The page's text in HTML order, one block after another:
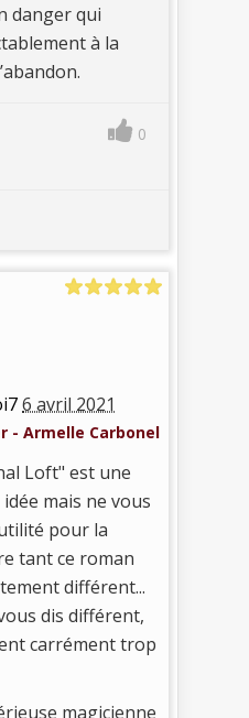
danger qui
à la
0
6 avril 2021
- Armelle Carbonel
Loft" est une
mais ne vous
pour la
tant ce roman
différent...
dis différent,
carrément trop
magicienne